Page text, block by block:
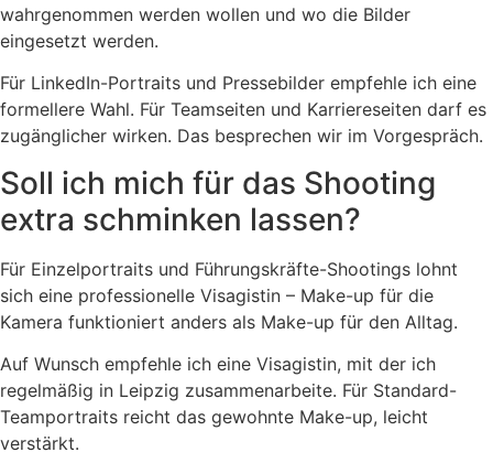
wahrgenommen werden wollen und wo die Bilder
eingesetzt werden.
Für LinkedIn-Portraits und Pressebilder empfehle ich eine
formellere Wahl. Für Teamseiten und Karriereseiten darf es
zugänglicher wirken. Das besprechen wir im Vorgespräch.
Soll ich mich für das Shooting
extra schminken lassen?
Für Einzelportraits und Führungskräfte-Shootings lohnt
sich eine professionelle Visagistin – Make-up für die
Kamera funktioniert anders als Make-up für den Alltag.
Auf Wunsch empfehle ich eine Visagistin, mit der ich
regelmäßig in Leipzig zusammenarbeite. Für Standard-
Teamportraits reicht das gewohnte Make-up, leicht
verstärkt.